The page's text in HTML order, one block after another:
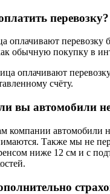
перевозку?
оплачивают перевозку
обычную покупку в
оплачивают
счёту.
вы автомобили
компании автомобили
Также мы не
ниже 12 см и с